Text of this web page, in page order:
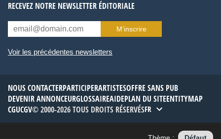
RECEVEZ NOTRE NEWSLETTER ÉDITORIALE
M’inscrire
Voir les précédentes newsletters
NOUS CONTACTERPARTICIPERARTISTESOFFRE SANS PUB
DEVENIR ANNONCEURGLOSSAIREAIDEPLAN DU SITEENTITYMAP
CGUCGV© 2000-2026 TOUS DROITS RÉSERVÉSFR